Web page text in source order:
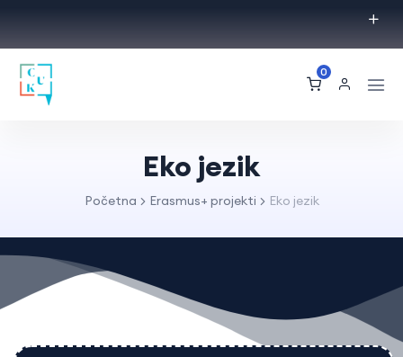
0
Eko jezik
Početna Erasmus+ projekti Eko jezik